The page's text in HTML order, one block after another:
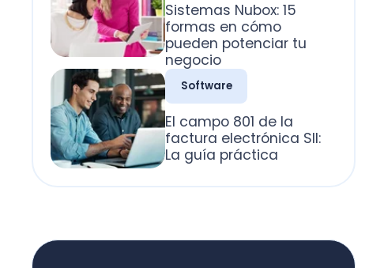
El campo 801 de la
factura electrónica SII:
La guía práctica
Calculadoras gratuitas Nubox para
resolver cálculos clave de forma